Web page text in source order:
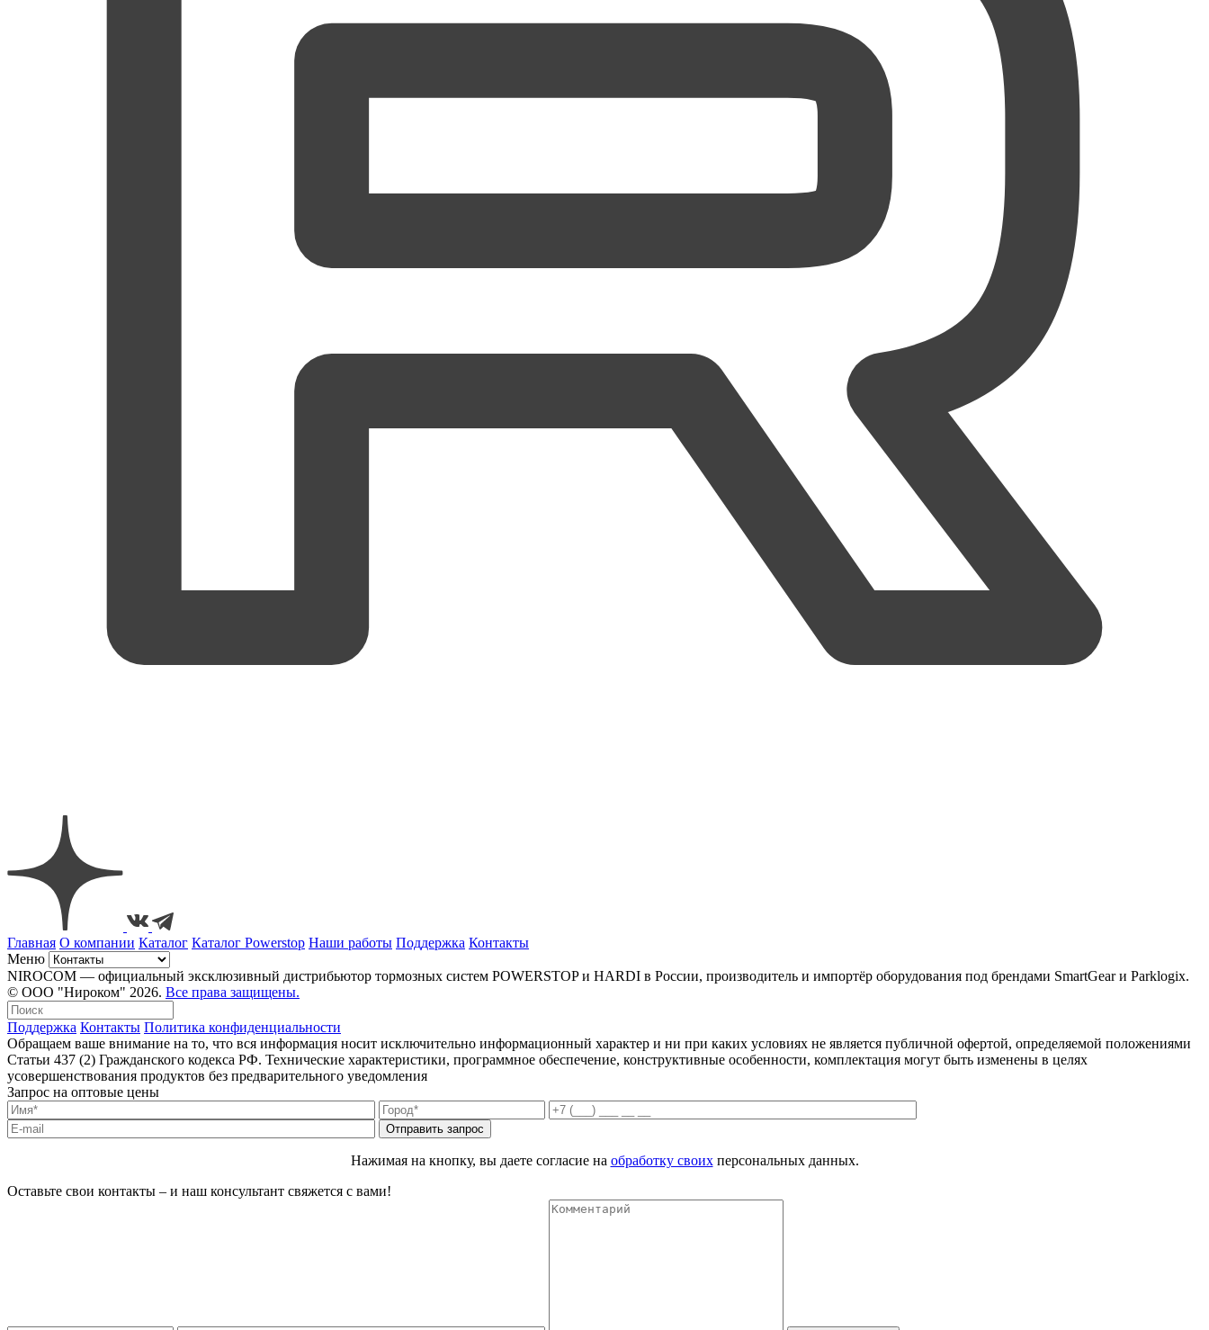
Главная О компании Каталог Каталог Powerstop Наши работы Поддержка Контакты
Меню
NIROCOM — официальный эксклюзивный дистрибьютор тормозных систем POWERSTOP и HARDI в России, производитель и импортёр оборудования под брендами SmartGear и Parklogix.
© ООО "Нироком" 2026. Все права защищены.
Поддержка Контакты Политика конфиденциальности
Обращаем ваше внимание на то, что вся информация носит исключительно информационный характер и ни при каких условиях не является публичной офертой, определяемой положениями
Статьи 437 (2) Гражданского кодекса РФ. Технические характеристики, программное обеспечение, конструктивные особенности, комплектация могут быть изменены в целях
усовершенствования продуктов без предварительного уведомления
Запрос на оптовые цены
Нажимая на кнопку, вы даете согласие на обработку своихперсональных данных.
Оставьте свои контакты – и наш консультант свяжется с вами!